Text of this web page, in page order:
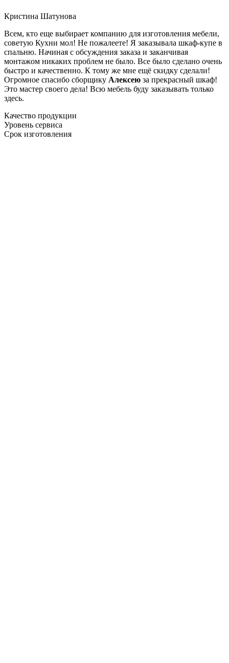
Кристина Шатунова
Всем, кто еще выбирает компанию для изготовления мебели,
советую Кухни мол! Не пожалеете! Я заказывала шкаф-купе в
спальню. Начиная с обсуждения заказа и заканчивая
монтажом никаких проблем не было. Все было сделано очень
быстро и качественно. К тому же мне ещё скидку сделали!
Огромное спасибо сборщику Алексею за прекрасный шкаф!
Это мастер своего дела! Всю мебель буду заказывать только
здесь.
Качество продукции
Уровень сервиса
Срок изготовления